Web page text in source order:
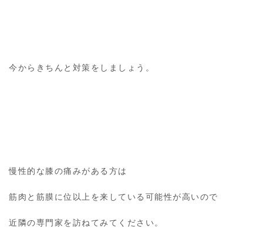
今からきちんと対策をしましょう。
慢性的な膝の痛みがある方は
筋肉と筋膜に位以上を来している可能性が高いので
近隣の専門家を訪ねてみてください。